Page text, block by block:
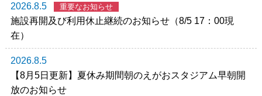
2026.8.5 重要なお知らせ
施設再開及び利用休止継続のお知らせ（8/5 17：00現
在）
2026.8.5
【8月5日更新】夏休み期間朝のえがおスタジアム早朝開
放のお知らせ